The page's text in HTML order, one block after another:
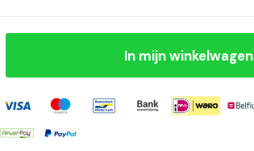
In mijn winkelwagen